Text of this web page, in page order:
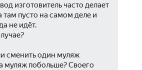
изготовитель часто делает
там пусто на самом деле и
не идёт.
сменить один муляж
муляж побольше? Своего